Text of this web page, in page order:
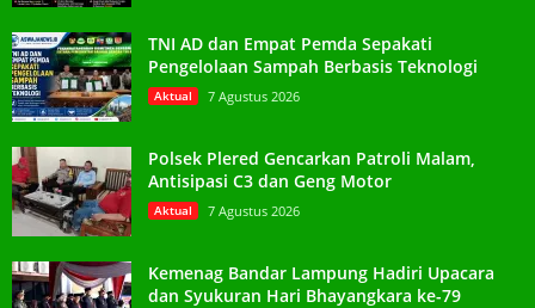
TNI AD dan Empat Pemda Sepakati
Pengelolaan Sampah Berbasis Teknologi
Aktual 7 Agustus 2026
Polsek Plered Gencarkan Patroli Malam,
Antisipasi C3 dan Geng Motor
Aktual 7 Agustus 2026
Kemenag Bandar Lampung Hadiri Upacara
dan Syukuran Hari Bhayangkara ke-79